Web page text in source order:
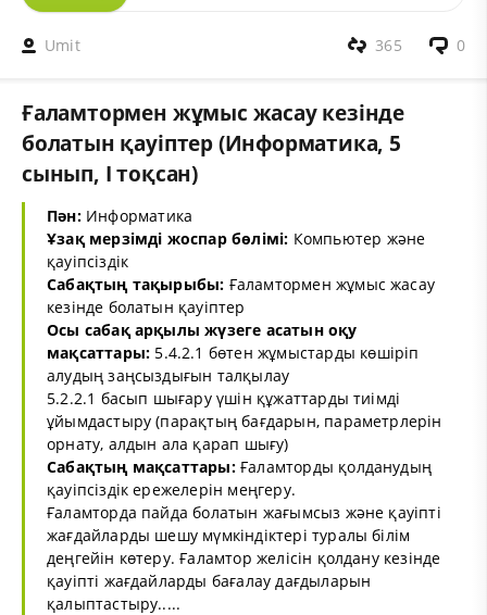
Umit 0
365
Ғаламтормен жұмыс жасау кезінде
болатын қауіптер (Информатика, 5
сынып, I тоқсан)
Пән:Информатика
Ұзақ мерзімді жоспар бөлімі: Компьютер және
қауіпсіздік
Сабақтың тақырыбы: Ғаламтормен жұмыс жасау
кезінде болатын қауіптер
Осы сабақ арқылы жүзеге асатын оқу
мақсаттары: 5.4.2.1 бөтен жұмыстарды көшіріп
алудың заңсыздығын талқылау
5.2.2.1 басып шығару үшін құжаттарды тиімді
ұйымдастыру (парақтың бағдарын, параметрлерін
орнату, алдын ала қарап шығу)
Сабақтың мақсаттары:Ғаламторды қолданудың
қауіпсіздік ережелерін меңгеру.
Ғаламторда пайда болатын жағымсыз және қауіпті
жағдайларды шешу мүмкіндіктері туралы білім
деңгейін көтеру. Ғаламтор желісін қолдану кезінде
қауіпті жағдайларды бағалау дағдыларын
қалыптастыру.....